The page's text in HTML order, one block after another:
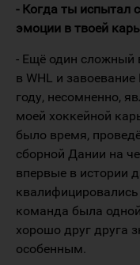
- Когда ты испытал
эмоции в твоей
- Ещё один сложный
в WHL и
году, несомненно,
моей хоккейной
было время,
сборной Дании на
впервые в истории
команда была
хорошо друг друга
особенным.